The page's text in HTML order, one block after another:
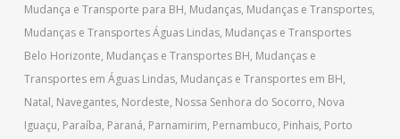
Mudança e Transporte para BH, Mudanças, Mudanças e Transportes,
Mudanças e Transportes Águas Lindas, Mudanças e Transportes
Belo Horizonte, Mudanças e Transportes BH, Mudanças e
Transportes em Águas Lindas, Mudanças e Transportes em BH,
Natal, Navegantes, Nordeste, Nossa Senhora do Socorro, Nova
Iguaçu, Paraíba, Paraná, Parnamirim, Pernambuco, Pinhais, Porto